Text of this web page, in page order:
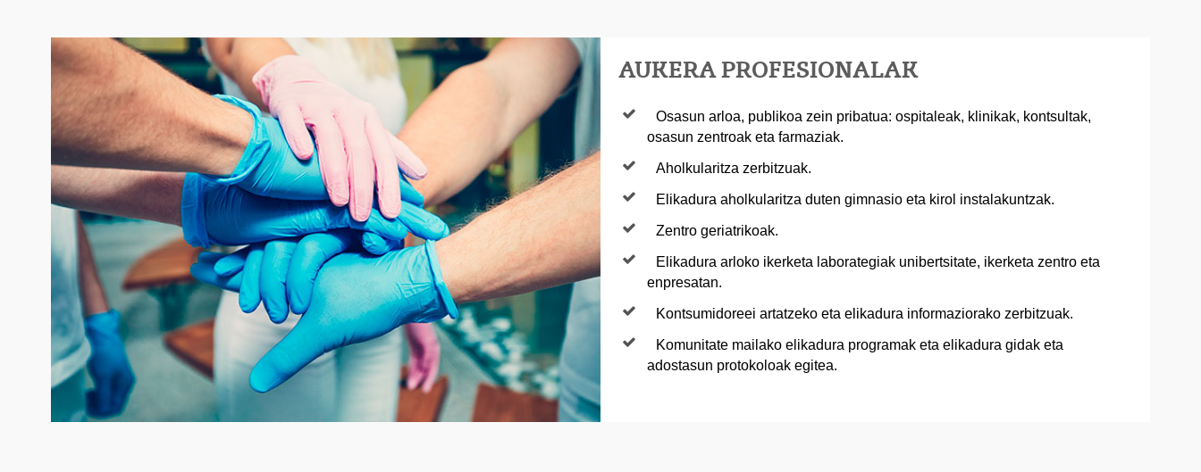
AUKERA PROFESIONALAK
Osasun arloa, publikoa zein pribatua: ospitaleak, klinikak, kontsultak,
osasun zentroak eta farmaziak.
Aholkularitza zerbitzuak.
Elikadura aholkularitza duten gimnasio eta kirol instalakuntzak.
Zentro geriatrikoak.
Elikadura arloko ikerketa laborategiak unibertsitate, ikerketa zentro eta
enpresatan.
Kontsumidoreei artatzeko eta elikadura informaziorako zerbitzuak.
Komunitate mailako elikadura programak eta elikadura gidak eta
adostasun protokoloak egitea.